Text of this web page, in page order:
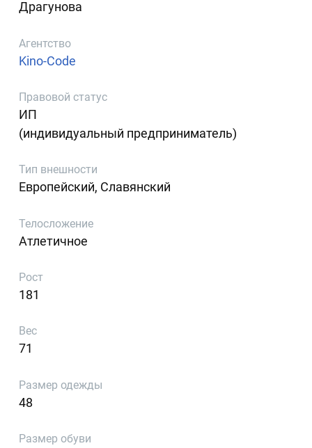
Драгунова
Агентство
Kino-Code
Правовой статус
ИП
(индивидуальный предприниматель)
Тип внешности
Европейский, Славянский
Телосложение
Атлетичное
Рост
181
Вес
71
Размер одежды
48
Размер обуви